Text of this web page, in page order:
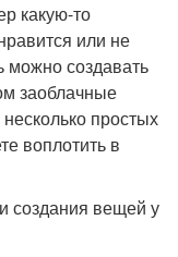
какую-то
или не
можно создавать
заоблачные
простых
воплотить в
создания вещей у